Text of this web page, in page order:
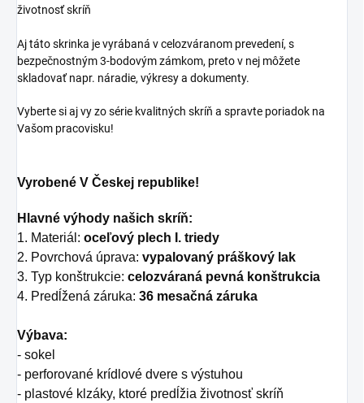
životnosť skríň
Aj táto skrinka je vyrábaná v celozváranom prevedení, s
bezpečnostným 3-bodovým zámkom, preto v nej môžete
skladovať napr. náradie, výkresy a dokumenty.
Vyberte si aj vy zo série kvalitných skríň a spravte poriadok na
Vašom pracovisku!
Vyrobené V Českej republike!
Hlavné výhody našich skríň:
1. Materiál: oceľový plech I. triedy
2. Povrchová úprava: vypalovaný práškový lak
3. Typ konštrukcie: celozváraná pevná konštrukcia
4. Predĺžená záruka: 36 mesačná záruka
Výbava:
- sokel
- perforované krídlové dvere s výstuhou
- plastové klzáky, ktoré predĺžia životnosť skríň